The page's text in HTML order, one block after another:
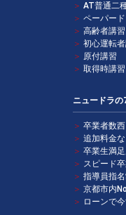
＞ AT普通二
＞ ペーパー
＞ 高齢者講習
＞ 初心運転
＞ 原付講習
＞ 取得時講習
ニュードラの
＞ 卒業者数
＞ 追加料金
＞ 卒業生満
＞ スピード
＞ 指導員指
＞ 京都市内
＞ ローンで